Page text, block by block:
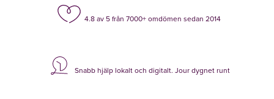
4.8 av 5 från 7000+ omdömen sedan 2014
Snabb hjälp lokalt och digitalt. Jour dygnet runt